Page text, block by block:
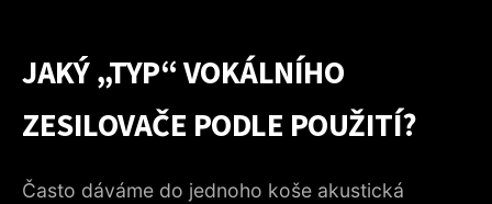
JAKÝ „TYP“ VOKÁLNÍHO
ZESILOVAČE PODLE POUŽITÍ?
Často dáváme do jednoho koše akustická